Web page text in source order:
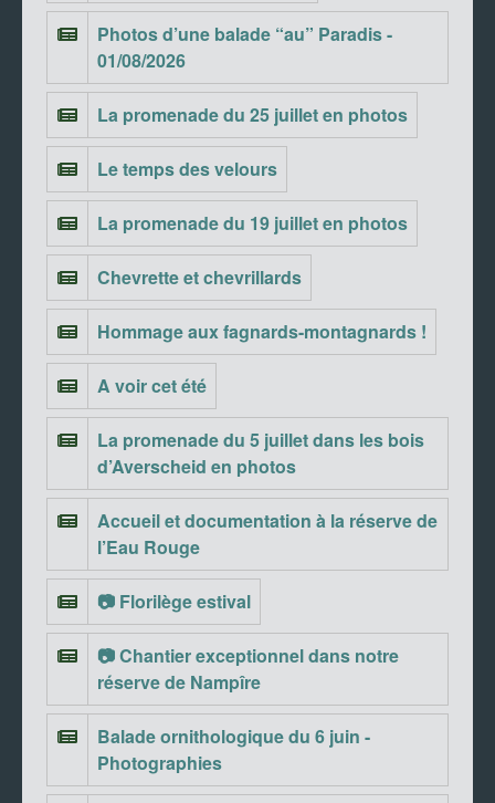
Photos d’une balade “au” Paradis -
01/08/2026
La promenade du 25 juillet en photos
Le temps des velours
La promenade du 19 juillet en photos
Chevrette et chevrillards
Hommage aux fagnards-montagnards !
A voir cet été
La promenade du 5 juillet dans les bois
d’Averscheid en photos
Accueil et documentation à la réserve de
l’Eau Rouge
📷 Florilège estival
📷 Chantier exceptionnel dans notre
réserve de Nampîre
Balade ornithologique du 6 juin -
Photographies